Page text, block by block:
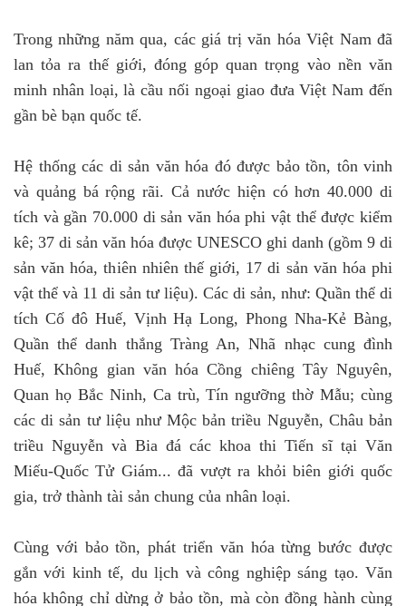
Trong những năm qua, các giá trị văn hóa Việt Nam đã
lan tỏa ra thế giới, đóng góp quan trọng vào nền văn
minh nhân loại, là cầu nối ngoại giao đưa Việt Nam đến
gần bè bạn quốc tế.
Hệ thống các di sản văn hóa đó được bảo tồn, tôn vinh
và quảng bá rộng rãi. Cả nước hiện có hơn 40.000 di
tích và gần 70.000 di sản văn hóa phi vật thể được kiểm
kê; 37 di sản văn hóa được UNESCO ghi danh (gồm 9 di
sản văn hóa, thiên nhiên thế giới, 17 di sản văn hóa phi
vật thể và 11 di sản tư liệu). Các di sản, như: Quần thể di
tích Cố đô Huế, Vịnh Hạ Long, Phong Nha-Kẻ Bàng,
Quần thể danh thắng Tràng An, Nhã nhạc cung đình
Huế, Không gian văn hóa Cồng chiêng Tây Nguyên,
Quan họ Bắc Ninh, Ca trù, Tín ngưỡng thờ Mẫu; cùng
các di sản tư liệu như Mộc bản triều Nguyễn, Châu bản
triều Nguyễn và Bia đá các khoa thi Tiến sĩ tại Văn
Miếu-Quốc Tử Giám... đã vượt ra khỏi biên giới quốc
gia, trở thành tài sản chung của nhân loại.
Cùng với bảo tồn, phát triển văn hóa từng bước được
gắn với kinh tế, du lịch và công nghiệp sáng tạo. Văn
hóa không chỉ dừng ở bảo tồn, mà còn đồng hành cùng